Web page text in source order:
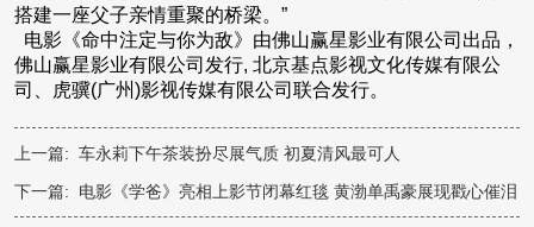
搭建一座父子亲情重聚的桥梁。”
电影《命中注定与你为敌》由佛山赢星影业有限公司出品，
佛山赢星影业有限公司发行, 北京基点影视文化传媒有限公
司、虎骥(广州)影视传媒有限公司联合发行。
上一篇: 车永莉下午茶装扮尽展气质 初夏清风最可人
下一篇: 电影《学爸》亮相上影节闭幕红毯 黄渤单禹豪展现戳心催泪